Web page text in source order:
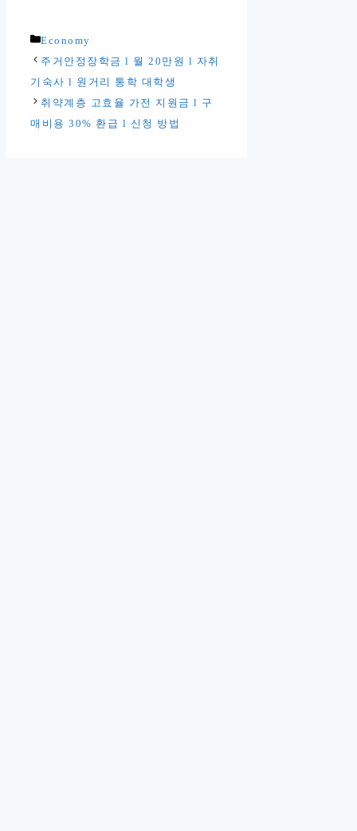
카
테
고
리
Economy
주거안정장학금 l 월 20만원 l 자취
기숙사 l 원거리 통학 대학생
취약계층 고효율 가전 지원금 l 구
매비용 30% 환급 l 신청 방법